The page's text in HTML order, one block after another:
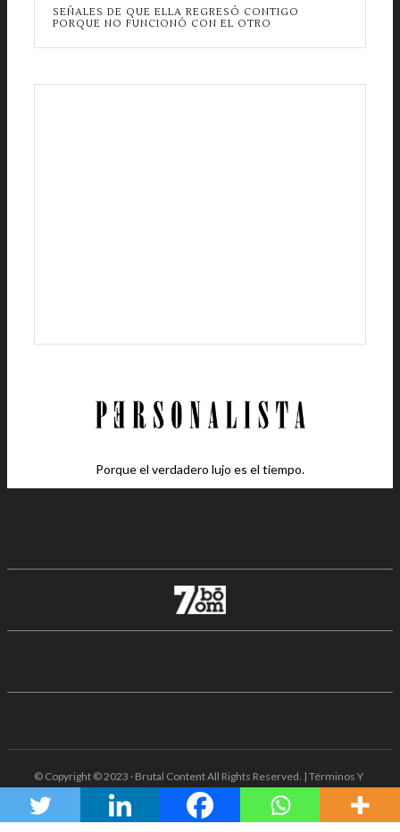
SEÑALES DE QUE ELLA REGRESÓ CONTIGO
PORQUE NO FUNCIONÓ CON EL OTRO
Porque el verdadero lujo es el tiempo.
© Copyright © 2023 · Brutal Content All Rights Reserved. | Términos Y
Condiciones · Aviso De Privacidad